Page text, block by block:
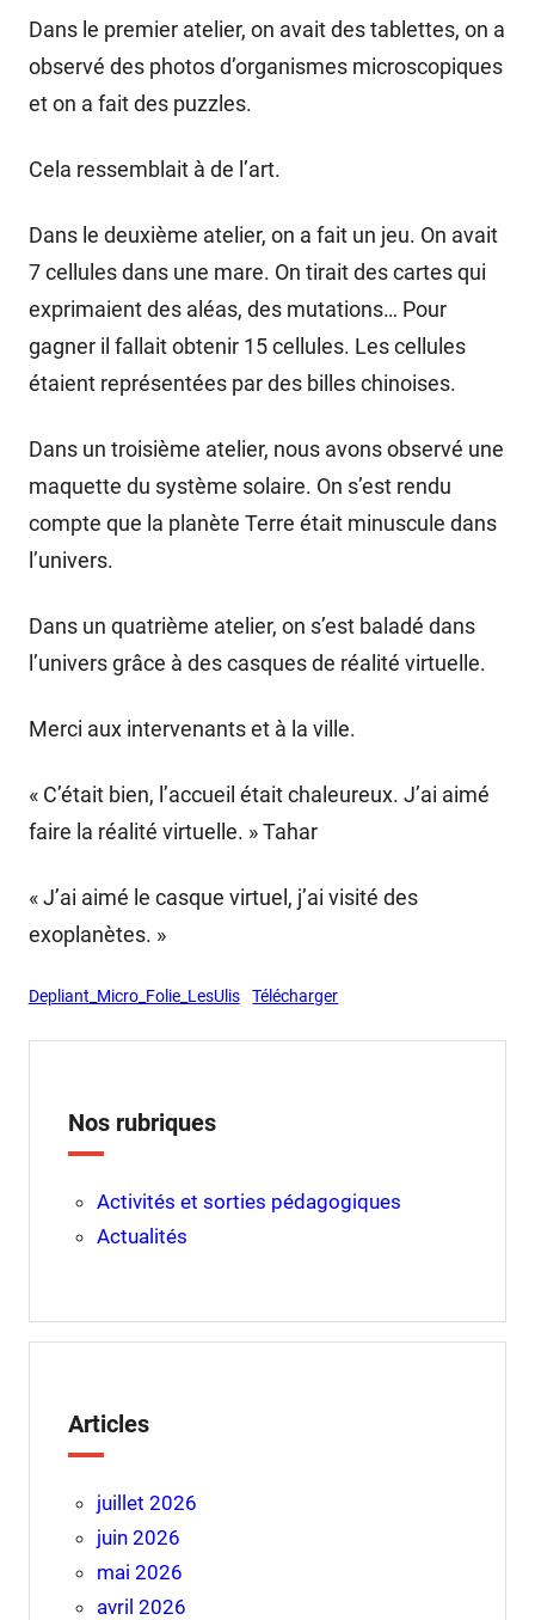
Dans le premier atelier, on avait des tablettes, on a
observé des photos d’organismes microscopiques
et on a fait des puzzles.
Cela ressemblait à de l’art.
Dans le deuxième atelier, on a fait un jeu. On avait
7 cellules dans une mare. On tirait des cartes qui
exprimaient des aléas, des mutations… Pour
gagner il fallait obtenir 15 cellules. Les cellules
étaient représentées par des billes chinoises.
Dans un troisième atelier, nous avons observé une
maquette du système solaire. On s’est rendu
compte que la planète Terre était minuscule dans
l’univers.
Dans un quatrième atelier, on s’est baladé dans
l’univers grâce à des casques de réalité virtuelle.
Merci aux intervenants et à la ville.
« C’était bien, l’accueil était chaleureux. J’ai aimé
faire la réalité virtuelle. » Tahar
« J’ai aimé le casque virtuel, j’ai visité des
exoplanètes. »
Depliant_Micro_Folie_LesUlis Télécharger
Nos rubriques
Activités et sorties pédagogiques
Actualités
Articles
juillet 2026
juin 2026
mai 2026
avril 2026